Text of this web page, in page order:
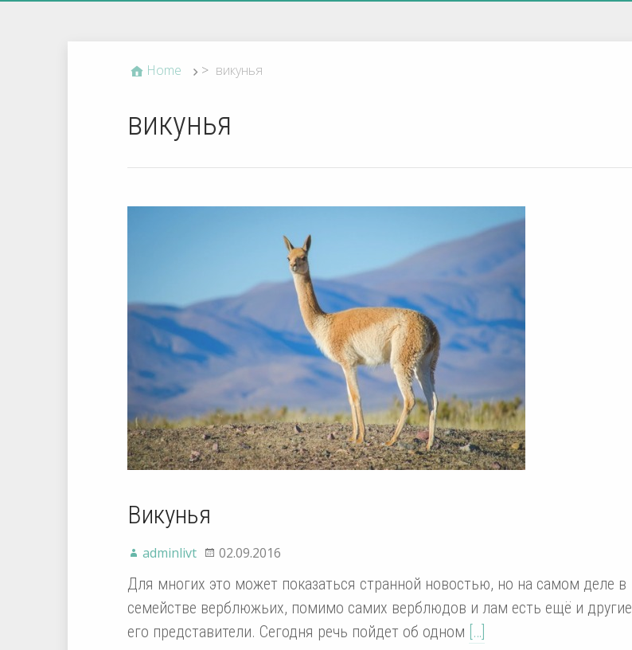
Home > викунья
викунья
Викунья
adminlivt 02.09.2016
Для многих это может показаться странной новостью, но на самом деле в
семействе верблюжьих, помимо самих верблюдов и лам есть ещё и другие
его представители. Сегодня речь пойдет об одном […]